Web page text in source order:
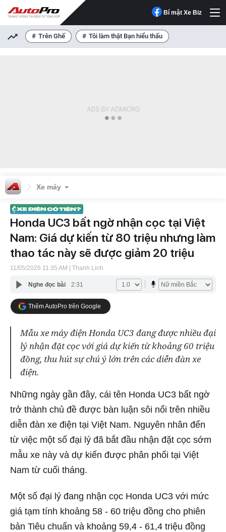
Bí mật Xe Biz
Trên Ghế Tôi làm thật Bạn hiểu thấu
Xe máy
Honda UC3 bất ngờ nhận cọc tại Việt
Nam: Giá dự kiến từ 80 triệu nhưng làm
thao tác này sẽ được giảm 20 triệu
11/05/2026 11:35 AM | Thanh Linh
Nghe đọc bài 2:31
Thêm AutoPro trên Google
Mẫu xe máy điện Honda UC3 đang được nhiều đại
lý nhận đặt cọc với giá dự kiến từ khoảng 60 triệu
đồng, thu hút sự chú ý lớn trên các diễn đàn xe
điện.
Những ngày gần đây, cái tên Honda UC3 bất ngờ
trở thành chủ đề được bàn luận sôi nổi trên nhiều
diễn đàn xe điện tại Việt Nam. Nguyên nhân đến
từ việc một số đại lý đã bắt đầu nhận đặt cọc sớm
mẫu xe này và dự kiến được phân phối tại Việt
Nam từ cuối tháng.
Một số đại lý đang nhận cọc Honda UC3 với mức
giá tạm tính khoảng 58 - 60 triệu đồng cho phiên
bản Tiêu chuẩn và khoảng 59,4 - 61,4 triệu đồng